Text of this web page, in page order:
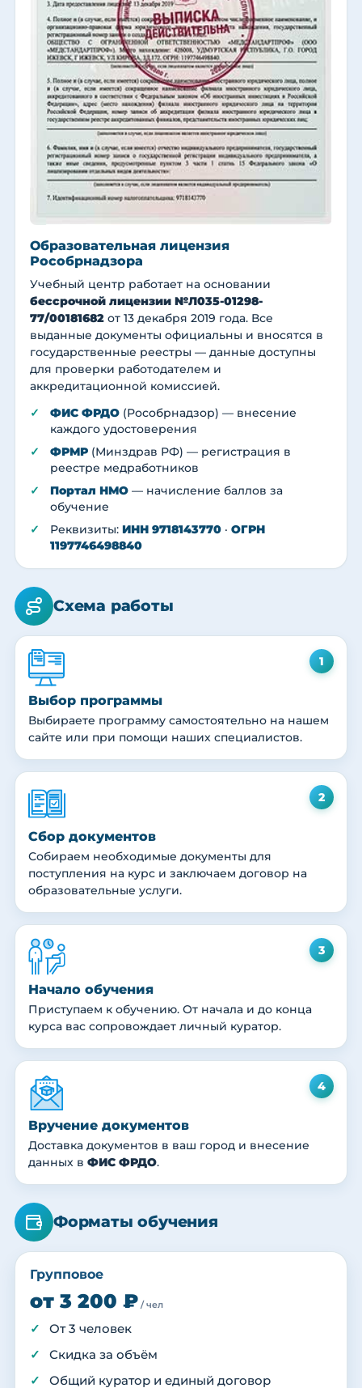
Образовательная лицензия
Рособрнадзора
Учебный центр работает на основании
бессрочной лицензии №Л035-01298-
77/00181682 от 13 декабря 2019 года. Все
выданные документы официальны и вносятся в
государственные реестры — данные доступны
для проверки работодателем и
аккредитационной комиссией.
ФИС ФРДО (Рособрнадзор) — внесение
каждого удостоверения
ФРМР (Минздрав РФ) — регистрация в
реестре медработников
Портал НМО — начисление баллов за
обучение
Реквизиты: ИНН 9718143770 · ОГРН
1197746498840
Схема работы
1
Выбор программы
Выбираете программу самостоятельно на нашем
сайте или при помощи наших специалистов.
2
Сбор документов
Собираем необходимые документы для
поступления на курс и заключаем договор на
образовательные услуги.
3
Начало обучения
Приступаем к обучению. От начала и до конца
курса вас сопровождает личный куратор.
4
Вручение документов
Доставка документов в ваш город и внесение
данных в ФИС ФРДО.
Форматы обучения
Групповое
от 3 200 ₽ / чел
От 3 человек
Скидка за объём
Общий куратор и единый договор